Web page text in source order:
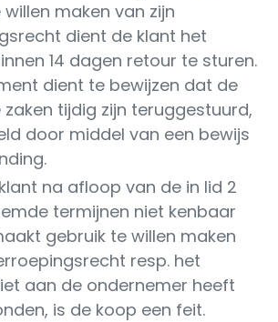
maken van zijn
dient de klant het
14 dagen retour te sturen.
dient te bewijzen dat de
tijdig zijn teruggestuurd,
door middel van een bewijs
na afloop van de in lid 2
termijnen niet kenbaar
gebruik te willen maken
resp. het
aan de ondernemer heeft
is de koop een feit.